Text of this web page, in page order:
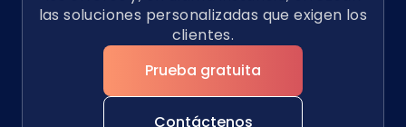
las soluciones personalizadas que exigen los
clientes.
Prueba gratuita
Contáctenos